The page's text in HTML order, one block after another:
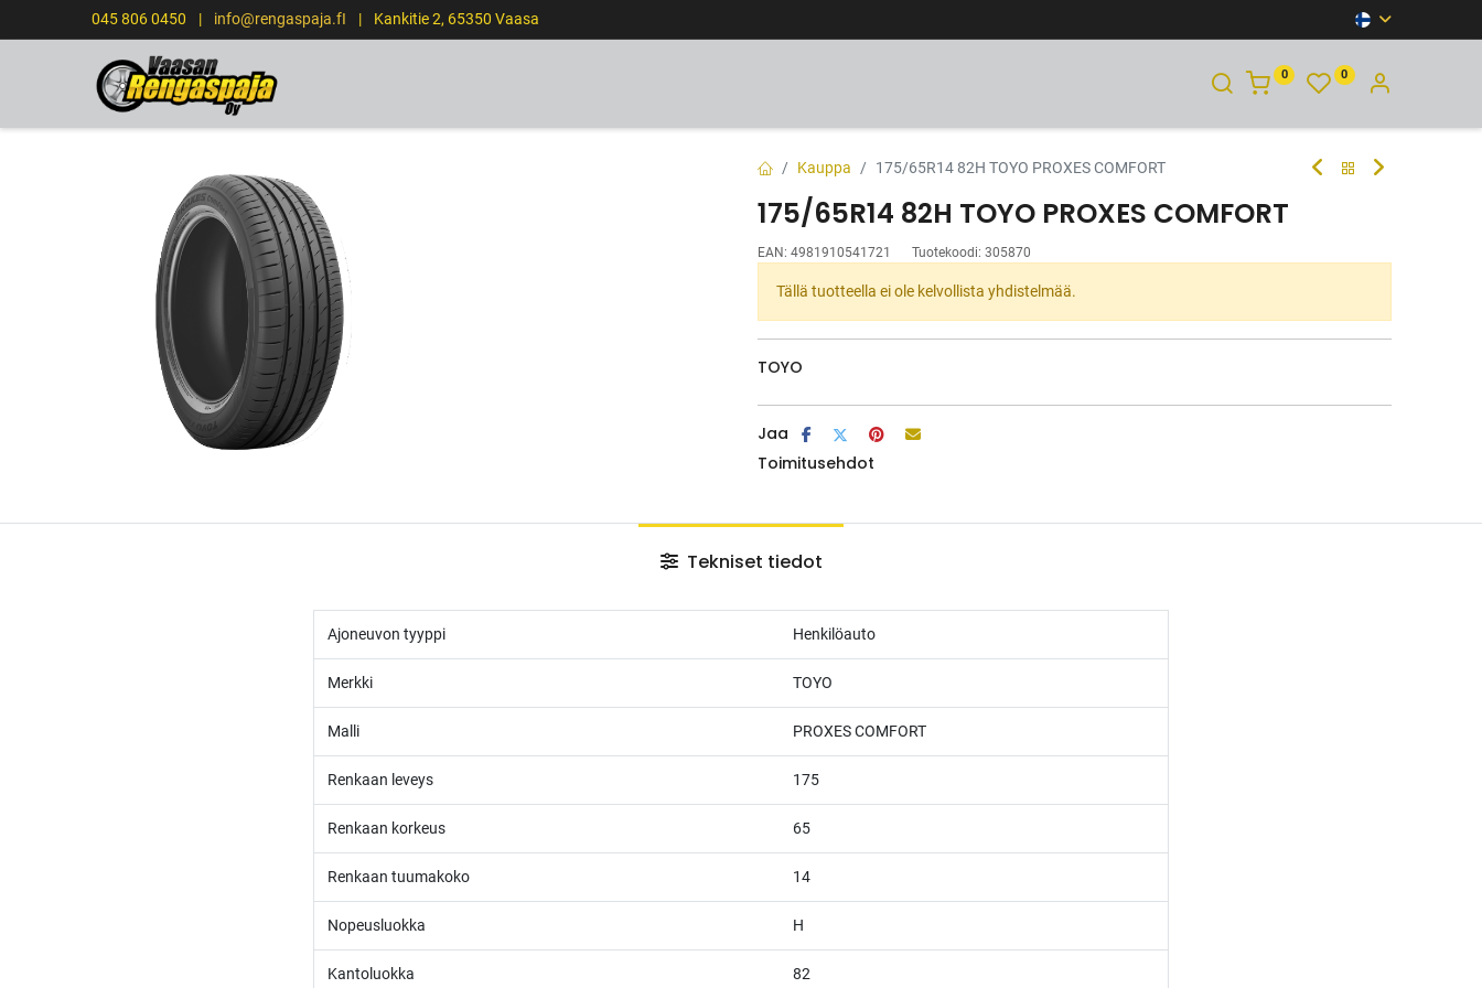
045 806 0450 | info@rengaspaja.fI | Kankitie 2, 65350 Vaasa
0 0
Kauppa 175/65R14 82H TOYO PROXES COMFORT
175/65R14 82H TOYO PROXES COMFORT
EAN: 4981910541721 Tuotekoodi: 305870
Tällä tuotteella ei ole kelvollista yhdistelmää.
TOYO
Jaa
Toimitusehdot
Tekniset tiedot
Ajoneuvon tyyppi Henkilöauto
Merkki TOYO
Malli PROXES COMFORT
Renkaan leveys 175
Renkaan korkeus 65
Renkaan tuumakoko 14
Nopeusluokka H
Kantoluokka 82